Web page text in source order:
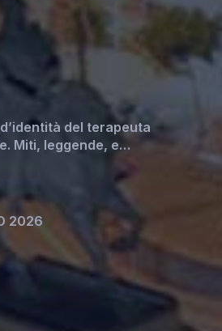
del terapeuta
Miti, leggende, e
2026